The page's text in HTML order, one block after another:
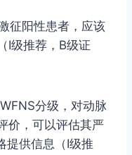
征阳性患者，应该
Ⅰ级推荐，B级证
分级，对动脉
价，可以评估其严
供信息（Ⅰ级推